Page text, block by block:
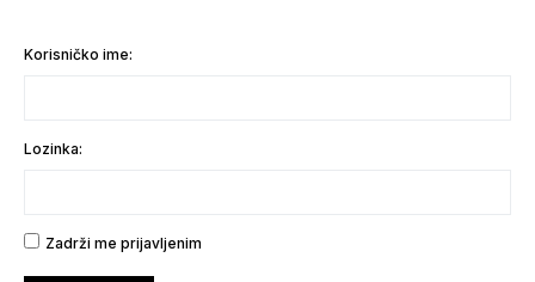
Korisničko ime:
Lozinka:
Zadrži me prijavljenim